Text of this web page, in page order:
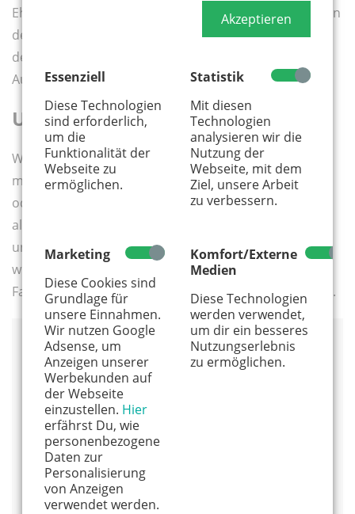
Akzeptieren
Essenziell
Diese Technologien
sind erforderlich,
um die
Funktionalität der
Webseite zu
ermöglichen.
Statistik
Mit diesen
Technologien
analysieren wir die
Nutzung der
Webseite, mit dem
Ziel, unsere Arbeit
zu verbessern.
Marketing
Diese Cookies sind
Grundlage für
unsere Einnahmen.
Wir nutzen Google
Adsense, um
Anzeigen unserer
Werbekunden auf
der Webseite
einzustellen. Hier
erfährst Du, wie
personenbezogene
Daten zur
Personalisierung
von Anzeigen
verwendet werden.
Komfort/Externe
Medien
Diese Technologien
werden verwendet,
um dir ein besseres
Nutzungserlebnis
zu ermöglichen.
Ehrenbreitstein, an den Burgen Katz und Maus oder an
der nie zerstörten mittelalterlichen Marksburg. Auf
dem Weg gibt es viele Stationen zum Ein- und
Aussteigen.
Urlaub auf der Burg
Wer gern einmal in einer echten Burg übernachten
möchte, kann das in Burg Grafenberg in Blankenheim
oder in Burg Monschau tun. Dort sind nämlich in den
alten Gemäuern moderne
untergebracht, in denen sich mittelalterliches Flair
wunderbar genießen lässt. Beide Burgen bieten für
Familien sogar eigene Apartments mit Bad und Küche.
Weitere Burgen
Ehrenburg
Burgspektakel an allen Sonn- und Feiertagen bis
Allerheiligen. Bogen- und Katapultschießen,
historisches Handwerk, Essen und Getränke
56332 Brodenbach
Tel. 02605 - 30 77